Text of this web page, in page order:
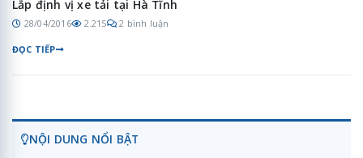
Lắp định vị xe tải tại Hà Tĩnh
28/04/2016 2.215 2 bình luận
ĐỌC TIẾP
NỘI DUNG NỔI BẬT